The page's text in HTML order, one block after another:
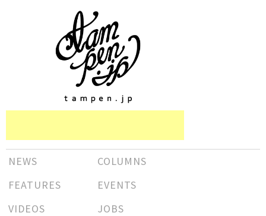
NEWS
COLUMNS
FEATURES
EVENTS
VIDEOS
JOBS